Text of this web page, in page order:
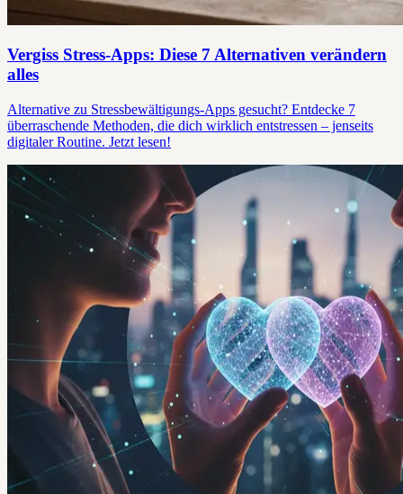
Vergiss Stress-Apps: Diese 7 Alternativen verändern
alles
Alternative zu Stressbewältigungs-Apps gesucht? Entdecke 7
überraschende Methoden, die dich wirklich entstressen – jenseits
digitaler Routine. Jetzt lesen!